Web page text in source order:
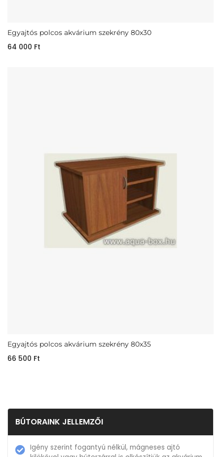
Egyajtós polcos akvárium szekrény 80x30
64 000 Ft
Egyajtós polcos akvárium szekrény 80x35
66 500 Ft
BÚTORAINK JELLEMZŐI
Igény szerint fogantyú nélkül, mágneses ajtó